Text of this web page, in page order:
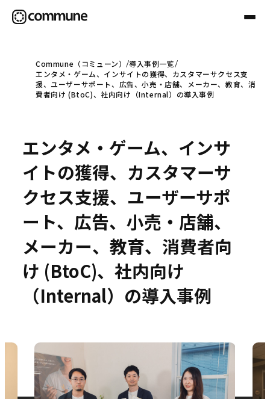
Communeについて
事例
セミナー
お役立ち情報
Commune（コミューン）
導入事例一覧
エンタメ・ゲーム、インサイトの獲得、カスタマーサクセス支
援、ユーザーサポート、広告、小売・店舗、メーカー、教育、消
費者向け (BtoC)、社内向け（Internal）の導入事例
エンタメ・ゲーム、インサ
イトの獲得、カスタマーサ
クセス支援、ユーザーサポ
ート、広告、小売・店舗、
メーカー、教育、消費者向
け (BtoC)、社内向け
（Internal）の導入事例